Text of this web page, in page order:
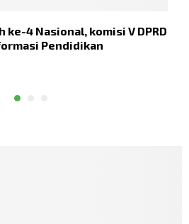
ke-4 Nasional, komisi V DPRD
Pendidikan